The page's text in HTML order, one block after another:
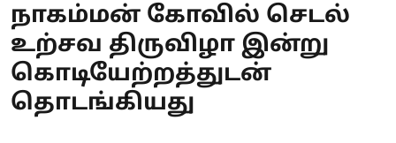
நாகம்மன் கோவில் செடல்
உற்சவ திருவிழா இன்று
கொடியேற்றத்துடன்
தொடங்கியது